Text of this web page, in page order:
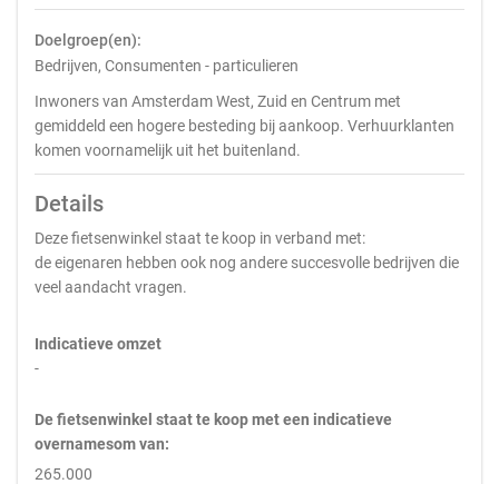
Doelgroep(en):
Bedrijven, Consumenten - particulieren
Inwoners van Amsterdam West, Zuid en Centrum met
gemiddeld een hogere besteding bij aankoop. Verhuurklanten
komen voornamelijk uit het buitenland.
Details
Deze fietsenwinkel staat te koop in verband met:
de eigenaren hebben ook nog andere succesvolle bedrijven die
veel aandacht vragen.
Indicatieve omzet
-
De fietsenwinkel staat te koop met een indicatieve
overnamesom van:
265.000